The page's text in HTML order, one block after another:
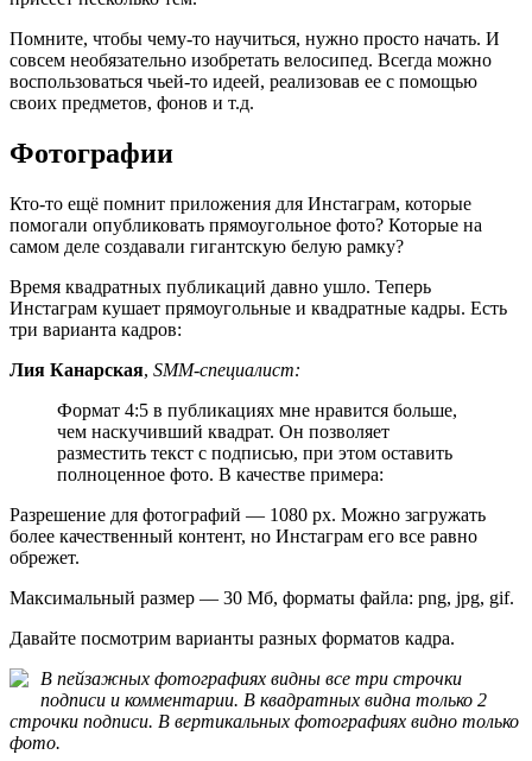
Помните, чтобы чему-то научиться, нужно просто начать. И
совсем необязательно изобретать велосипед. Всегда можно
воспользоваться чьей-то идеей, реализовав ее с помощью
своих предметов, фонов и т.д.
Фотографии
Кто-то ещё помнит приложения для Инстаграм, которые
помогали опубликовать прямоугольное фото? Которые на
самом деле создавали гигантскую белую рамку?
Время квадратных публикаций давно ушло. Теперь
Инстаграм кушает прямоугольные и квадратные кадры. Есть
три варианта кадров:
Лия Канарская, SMM-специалист:
Формат 4:5 в публикациях мне нравится больше,
чем наскучивший квадрат. Он позволяет
разместить текст с подписью, при этом оставить
полноценное фото. В качестве примера:
Разрешение для фотографий — 1080 px. Можно загружать
более качественный контент, но Инстаграм его все равно
обрежет.
Максимальный размер — 30 Мб, форматы файла: png, jpg, gif.
Давайте посмотрим варианты разных форматов кадра.
В пейзажных фотографиях видны все три строчки
подписи и комментарии. В квадратных видна только 2
строчки подписи. В вертикальных фотографиях видно только
фото.